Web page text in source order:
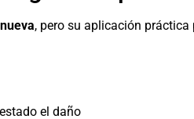
, pero su aplicación práctica
el daño